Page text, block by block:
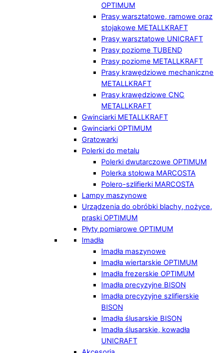
OPTIMUM
Prasy warsztatowe, ramowe oraz
stojakowe METALLKRAFT
Prasy warsztatowe UNICRAFT
Prasy poziome TUBEND
Prasy poziome METALLKRAFT
Prasy krawędziowe mechaniczne
METALLKRAFT
Prasy krawędziowe CNC
METALLKRAFT
Gwinciarki METALLKRAFT
Gwinciarki OPTIMUM
Gratowarki
Polerki do metalu
Polerki dwutarczowe OPTIMUM
Polerka stołowa MARCOSTA
Polero-szlifierki MARCOSTA
Lampy maszynowe
Urządzenia do obróbki blachy, nożyce,
praski OPTIMUM
Płyty pomiarowe OPTIMUM
Imadła
Imadła maszynowe
Imadła wiertarskie OPTIMUM
Imadła frezerskie OPTIMUM
Imadła precyzyjne BISON
Imadła precyzyjne szlifierskie
BISON
Imadła ślusarskie BISON
Imadła ślusarskie, kowadła
UNICRAFT